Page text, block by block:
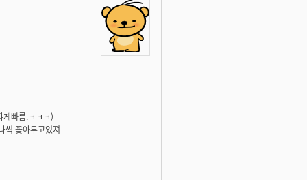
빠름.ㅋㅋㅋ)
꽂아두고있져